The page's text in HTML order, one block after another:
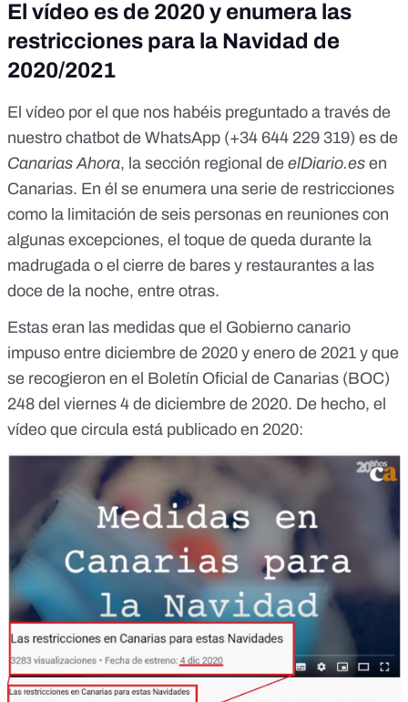
El vídeo es de 2020 y enumera las
restricciones para la Navidad de
2020/2021
El vídeo por el que nos habéis preguntado a través de
nuestro chatbot de WhatsApp (+34 644 229 319) es de
Canarias Ahora, la sección regional de elDiario.es en
Canarias. En él se enumera una serie de restricciones
como la limitación de seis personas en reuniones con
algunas excepciones, el toque de queda durante la
madrugada o el cierre de bares y restaurantes a las
doce de la noche, entre otras.
Estas eran las medidas que el Gobierno canario
impuso entre diciembre de 2020 y enero de 2021 y que
se recogieron en el Boletín Oficial de Canarias (BOC)
248 del viernes 4 de diciembre de 2020. De hecho, el
vídeo que circula está publicado en 2020: